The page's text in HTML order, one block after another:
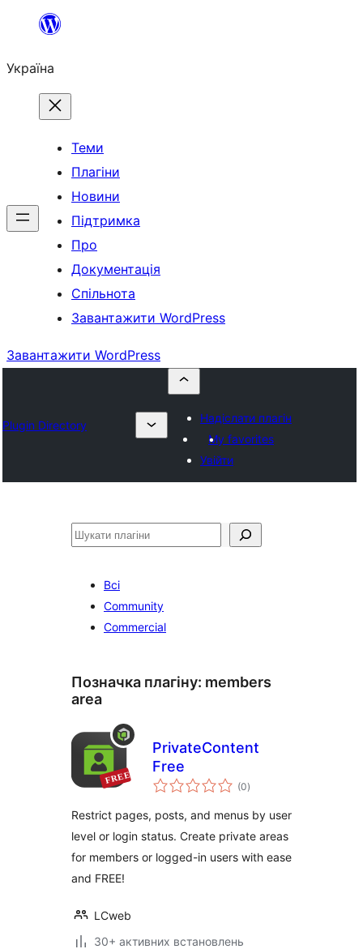
Перейти
вмісту
Україна
Теми
Плагіни
Новини
Підтримка
Про
Документація
Спільнота
Завантажити WordPress
Завантажити WordPress
Plugin Directory
Надіслати плагін
My favorites
Увійти
Пошук
Всі
Community
Commercial
Позначка плагіну: members
area
PrivateContent
Free
(0загальний
рейтинг
)
Restrict pages, posts, and menus by user
level or login status. Create private areas
for members or logged-in users with ease
and FREE!
LCweb
30+ активних встановлень